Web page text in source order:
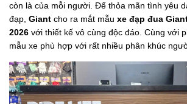
còn là của mỗi người. Để thỏa mãn tình yêu
đạp, Giant cho ra mắt mẫu xe đạp đua
2026 với thiết kế vô cùng độc đáo. Cùng với
mẫu xe phù hợp với rất nhiều phân khúc